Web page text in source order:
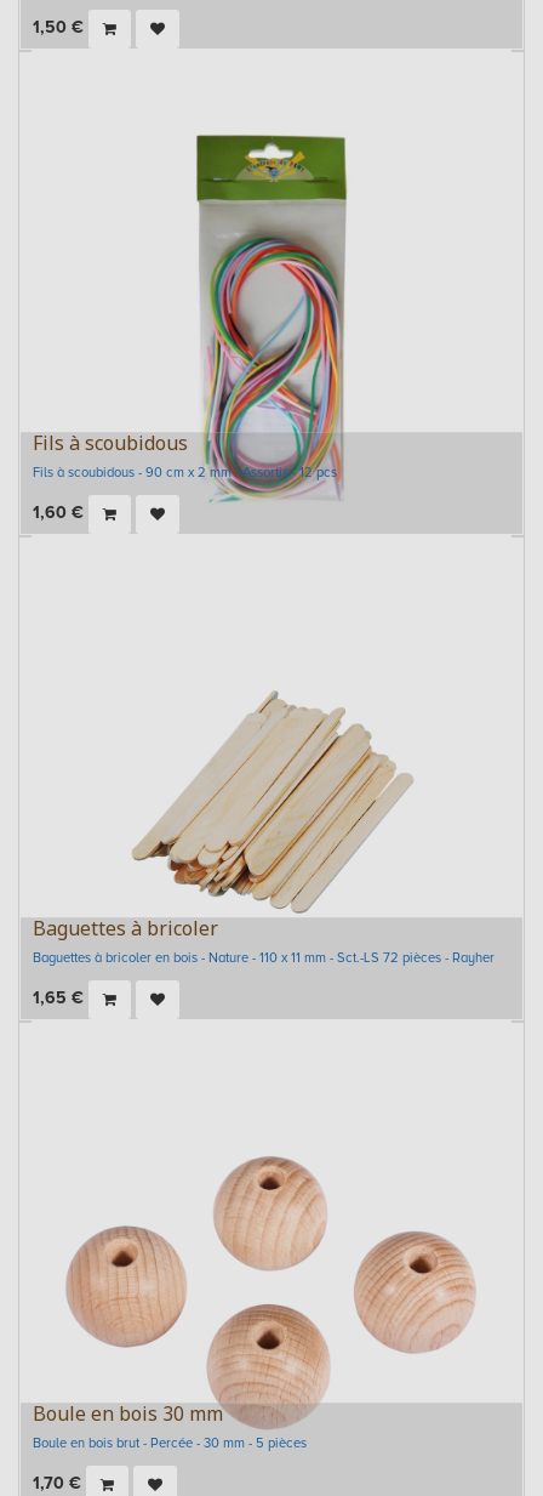
1,50 €
Fils à scoubidous
Fils à scoubidous - 90 cm x 2 mm - Assortis - 12 pcs
1,60 €
Baguettes à bricoler
Baguettes à bricoler en bois - Nature - 110 x 11 mm - Sct.-LS 72 pièces - Rayher
1,65 €
Boule en bois 30 mm
Boule en bois brut - Percée - 30 mm - 5 pièces
1,70 €